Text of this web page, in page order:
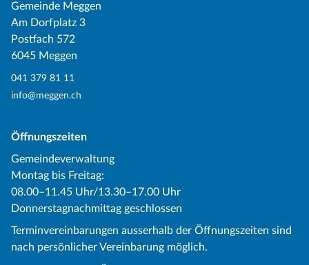
Gemeinde Meggen
Am Dorfplatz 3
Postfach 572
6045 Meggen
041 379 81 11
info@meggen.ch
Öffnungszeiten
Gemeindeverwaltung
Montag bis Freitag:
08.00–11.45 Uhr/13.30–17.00 Uhr
Donnerstagnachmittag geschlossen
Terminvereinbarungen ausserhalb der Öffnungszeiten sind
nach persönlicher Vereinbarung möglich.